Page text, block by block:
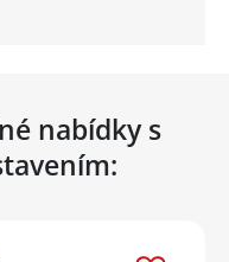
nabídky s